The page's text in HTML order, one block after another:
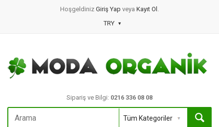
Hoşgeldiniz Giriş Yap veya Kayıt Ol .
TRY
Sipariş ve Bilgi: 0216 336 08 08